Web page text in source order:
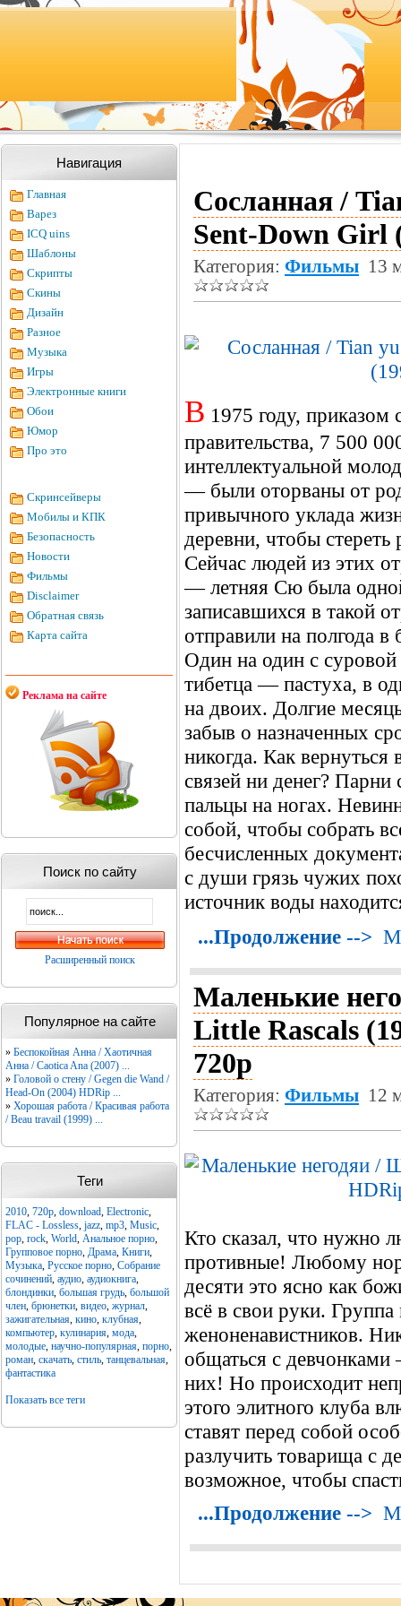
Навигация
Главная
Варез
ICQ uins
Шаблоны
Скрипты
Скины
Дизайн
Разное
Музыка
Игры
Электронные книги
Обои
Юмор
Про это
Скринсейверы
Мобилы и КПК
Безопасность
Новости
Фильмы
Disclaimer
Обратная связь
Карта сайта
Реклама на сайте
Поиск по сайту
Расширенный поиск
Популярное на сайте
» Беспокойная Анна / Хаотичная
Анна / Caotica Ana (2007) ...
» Головой о стену / Gegen die Wand /
Head-On (2004) HDRip ...
» Хорошая работа / Красивая работа
/ Beau travail (1999) ...
Теги
2010, 720p, download, Electronic,
FLAC - Lossless, jazz, mp3, Music,
pop, rock, World, Анальное порно,
Групповое порно, Драма, Книги,
Музыка, Русское порно, Собрание
сочинений, аудио, аудиокнига,
блондинки, большая грудь, большой
член, брюнетки, видео, журнал,
зажигательная, кино, клубная,
компьютер, кулинария, мода,
молодые, научно-популярная, порно,
роман, скачать, стиль, танцевальная,
фантастика
Показать все теги
Сосланная /
Sent-Down Girl
Категория: Фильмы 13
В 1975 году, приказом
правительства, 7 500
интеллектуальной
— были оторваны от
привычного уклада
деревни, чтобы
Сейчас людей из этих
— летняя Сю была
записавшихся в такой
отправили на полгода в
Один на один с
тибетца — пастуха, в
на двоих. Долгие
забыв о назначенных
никогда. Как вернуться
связей ни денег? Парни
пальцы на ногах.
собой, чтобы собрать
бесчисленных
с души грязь чужих
источник воды
...Продолжение -->
Маленькие
Little Rascals
720p
Категория: Фильмы 12
Кто сказал, что нужно
противные! Любому
десяти это ясно как
всё в свои руки.
женоненавистников.
общаться с девчонками
них! Но происходит
этого элитного клуба
ставят перед собой
разлучить товарища с
возможное, чтобы
...Продолжение -->